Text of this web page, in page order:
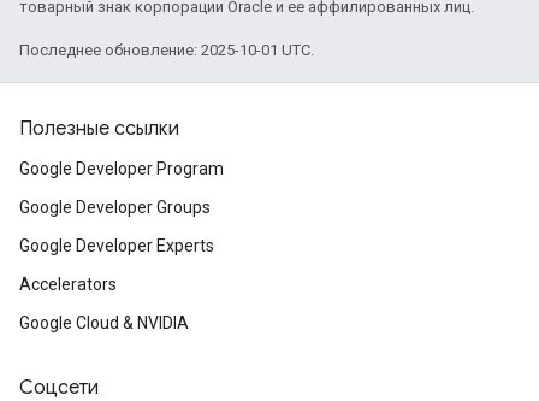
товарный знак корпорации Oracle и ее аффилированных лиц.
Последнее обновление: 2025-10-01 UTC.
Полезные ссылки
Google Developer Program
Google Developer Groups
Google Developer Experts
Accelerators
Google Cloud & NVIDIA
Соцсети